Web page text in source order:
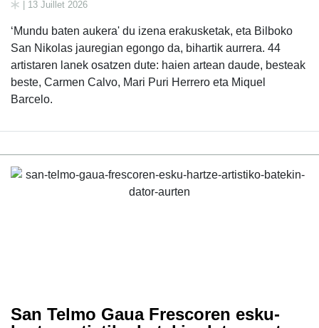
| 13 Juillet 2026
‘Mundu baten aukera' du izena erakusketak, eta Bilboko
San Nikolas jauregian egongo da, bihartik aurrera. 44
artistaren lanek osatzen dute: haien artean daude, besteak
beste, Carmen Calvo, Mari Puri Herrero eta Miquel
Barcelo.
San Telmo Gaua Frescoren esku-